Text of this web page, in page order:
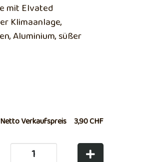
mit Elvated
Klimaanlage,
Aluminium, süßer
Netto Verkaufspreis 3,90 CHF